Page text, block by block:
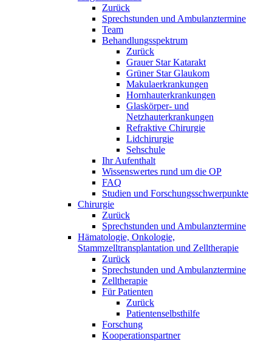
Zurück
Sprechstunden und Ambulanztermine
Team
Behandlungsspektrum
Zurück
Grauer Star Katarakt
Grüner Star Glaukom
Makulaerkrankungen
Hornhauterkrankungen
Glaskörper- und
Netzhauterkrankungen
Refraktive Chirurgie
Lidchirurgie
Sehschule
Ihr Aufenthalt
Wissenswertes rund um die OP
FAQ
Studien und Forschungsschwerpunkte
Chirurgie
Zurück
Sprechstunden und Ambulanztermine
Hämatologie, Onkologie,
Stammzelltransplantation und Zelltherapie
Zurück
Sprechstunden und Ambulanztermine
Zelltherapie
Für Patienten
Zurück
Patientenselbsthilfe
Forschung
Kooperationspartner